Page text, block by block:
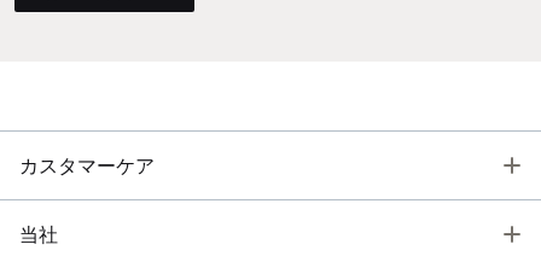
カスタマーケア
当社